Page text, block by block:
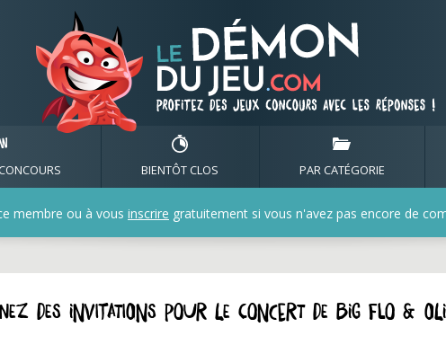
BIENTÔT CLOS PAR CATÉGORIE
membre ou à vous inscrire gratuitement si vous n'avez pas encore de
des invitations pour le concert de Big Flo & Oli